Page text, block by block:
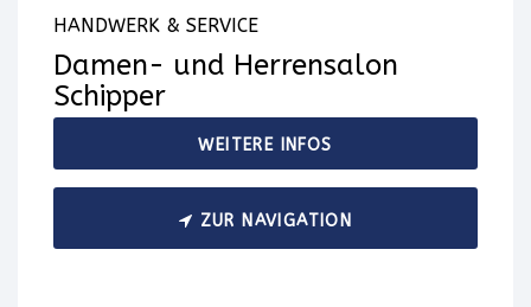
HANDWERK & SERVICE
Damen- und Herrensalon
Schipper
WEITERE INFOS
ZUR NAVIGATION